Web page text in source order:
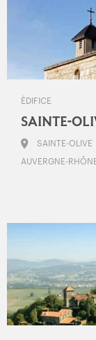
ÉDIFICE
SAINTE-
SAINTE-OLIVE
AUVERGNE-